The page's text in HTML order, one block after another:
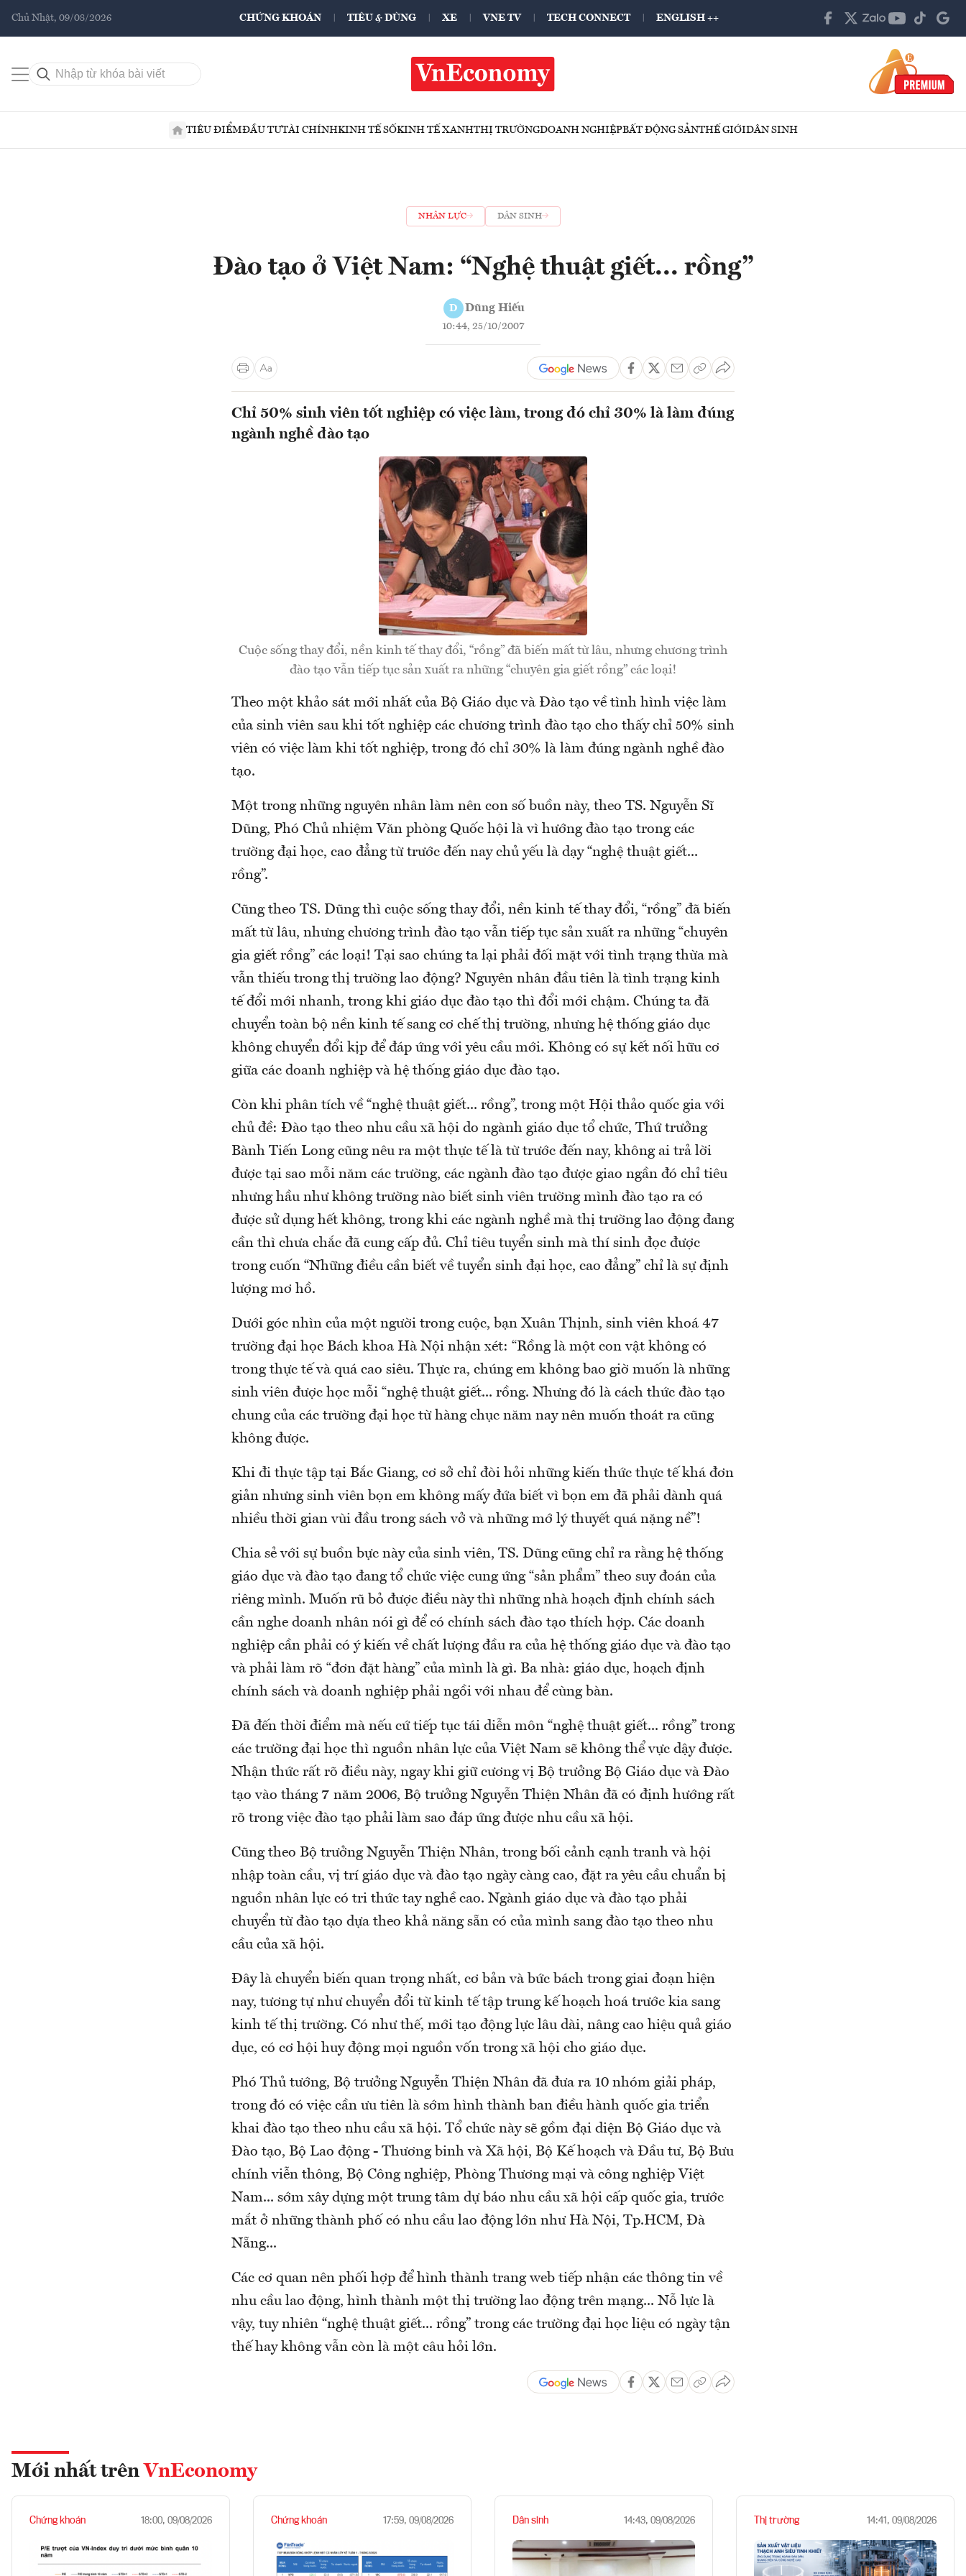
Chủ Nhật, 09/08/2026 CHỨNG KHOÁN TIÊU & DÙNG XE VNE TV TECH CONNECT ENGLISH ++
TIÊU ĐIỂMĐẦU TƯTÀI CHÍNHKINH TẾ SỐKINH TẾ XANHTHỊ TRƯỜNGDOANH NGHIỆPBẤT ĐỘNG SẢNTHẾ GIỚIDÂN SINH
NHÂN LỰC DÂN SINH
Đào tạo ở Việt Nam: “Nghệ thuật giết... rồng”
D Dũng Hiếu
10:44, 25/10/2007
Chỉ 50% sinh viên tốt nghiệp có việc làm, trong đó chỉ 30% là làm đúng
ngành nghề đào tạo
Cuộc sống thay đổi, nền kinh tế thay đổi, “rồng” đã biến mất từ lâu, nhưng chương trình
đào tạo vẫn tiếp tục sản xuất ra những “chuyên gia giết rồng” các loại!
Theo một khảo sát mới nhất của Bộ Giáo dục và Đào tạo về tình hình việc làm
của sinh viên sau khi tốt nghiệp các chương trình đào tạo cho thấy chỉ 50% sinh
viên có việc làm khi tốt nghiệp, trong đó chỉ 30% là làm đúng ngành nghề đào
tạo.
Một trong những nguyên nhân làm nên con số buồn này, theo TS. Nguyễn Sĩ
Dũng, Phó Chủ nhiệm Văn phòng Quốc hội là vì hướng đào tạo trong các
trường đại học, cao đẳng từ trước đến nay chủ yếu là dạy “nghệ thuật giết...
rồng”.
Cũng theo TS. Dũng thì cuộc sống thay đổi, nền kinh tế thay đổi, “rồng” đã biến
mất từ lâu, nhưng chương trình đào tạo vẫn tiếp tục sản xuất ra những “chuyên
gia giết rồng” các loại! Tại sao chúng ta lại phải đối mặt với tình trạng thừa mà
vẫn thiếu trong thị trường lao động? Nguyên nhân đầu tiên là tình trạng kinh
tế đổi mới nhanh, trong khi giáo dục đào tạo thì đổi mới chậm. Chúng ta đã
chuyển toàn bộ nền kinh tế sang cơ chế thị trường, nhưng hệ thống giáo dục
không chuyển đổi kịp để đáp ứng với yêu cầu mới. Không có sự kết nối hữu cơ
giữa các doanh nghiệp và hệ thống giáo dục đào tạo.
Còn khi phân tích về “nghệ thuật giết... rồng”, trong một Hội thảo quốc gia với
chủ đề: Đào tạo theo nhu cầu xã hội do ngành giáo dục tổ chức, Thứ trưởng
Bành Tiến Long cũng nêu ra một thực tế là từ trước đến nay, không ai trả lời
được tại sao mỗi năm các trường, các ngành đào tạo được giao ngần đó chỉ tiêu
nhưng hầu như không trường nào biết sinh viên trường mình đào tạo ra có
được sử dụng hết không, trong khi các ngành nghề mà thị trường lao động đang
cần thì chưa chắc đã cung cấp đủ. Chỉ tiêu tuyển sinh mà thí sinh đọc được
trong cuốn “Những điều cần biết về tuyển sinh đại học, cao đẳng” chỉ là sự định
lượng mơ hồ.
Dưới góc nhìn của một người trong cuộc, bạn Xuân Thịnh, sinh viên khoá 47
trường đại học Bách khoa Hà Nội nhận xét: “Rồng là một con vật không có
trong thực tế và quá cao siêu. Thực ra, chúng em không bao giờ muốn là những
sinh viên được học mỗi “nghệ thuật giết... rồng. Nhưng đó là cách thức đào tạo
chung của các trường đại học từ hàng chục năm nay nên muốn thoát ra cũng
không được.
Khi đi thực tập tại Bắc Giang, cơ sở chỉ đòi hỏi những kiến thức thực tế khá đơn
giản nhưng sinh viên bọn em không mấy đứa biết vì bọn em đã phải dành quá
nhiều thời gian vùi đầu trong sách vở và những mớ lý thuyết quá nặng nề”!
Chia sẻ với sự buồn bực này của sinh viên, TS. Dũng cũng chỉ ra rằng hệ thống
giáo dục và đào tạo đang tổ chức việc cung ứng “sản phẩm” theo suy đoán của
riêng mình. Muốn rũ bỏ được điều này thì những nhà hoạch định chính sách
cần nghe doanh nhân nói gì để có chính sách đào tạo thích hợp. Các doanh
nghiệp cần phải có ý kiến về chất lượng đầu ra của hệ thống giáo dục và đào tạo
và phải làm rõ “đơn đặt hàng” của mình là gì. Ba nhà: giáo dục, hoạch định
chính sách và doanh nghiệp phải ngồi với nhau để cùng bàn.
Đã đến thời điểm mà nếu cứ tiếp tục tái diễn môn “nghệ thuật giết... rồng” trong
các trường đại học thì nguồn nhân lực của Việt Nam sẽ không thể vực dậy được.
Nhận thức rất rõ điều này, ngay khi giữ cương vị Bộ trưởng Bộ Giáo dục và Đào
tạo vào tháng 7 năm 2006, Bộ trưởng Nguyễn Thiện Nhân đã có định hướng rất
rõ trong việc đào tạo phải làm sao đáp ứng được nhu cầu xã hội.
Cũng theo Bộ trưởng Nguyễn Thiện Nhân, trong bối cảnh cạnh tranh và hội
nhập toàn cầu, vị trí giáo dục và đào tạo ngày càng cao, đặt ra yêu cầu chuẩn bị
nguồn nhân lực có tri thức tay nghề cao. Ngành giáo dục và đào tạo phải
chuyển từ đào tạo dựa theo khả năng sẵn có của mình sang đào tạo theo nhu
cầu của xã hội.
Đây là chuyển biến quan trọng nhất, cơ bản và bức bách trong giai đoạn hiện
nay, tương tự như chuyển đổi từ kinh tế tập trung kế hoạch hoá trước kia sang
kinh tế thị trường. Có như thế, mới tạo động lực lâu dài, nâng cao hiệu quả giáo
dục, có cơ hội huy động mọi nguồn vốn trong xã hội cho giáo dục.
Phó Thủ tướng, Bộ trưởng Nguyễn Thiện Nhân đã đưa ra 10 nhóm giải pháp,
trong đó có việc cần ưu tiên là sớm hình thành ban điều hành quốc gia triển
khai đào tạo theo nhu cầu xã hội. Tổ chức này sẽ gồm đại diện Bộ Giáo dục và
Đào tạo, Bộ Lao động - Thương binh và Xã hội, Bộ Kế hoạch và Đầu tư, Bộ Bưu
chính viễn thông, Bộ Công nghiệp, Phòng Thương mại và công nghiệp Việt
Nam... sớm xây dựng một trung tâm dự báo nhu cầu xã hội cấp quốc gia, trước
mắt ở những thành phố có nhu cầu lao động lớn như Hà Nội, Tp.HCM, Đà
Nẵng...
Các cơ quan nên phối hợp để hình thành trang web tiếp nhận các thông tin về
nhu cầu lao động, hình thành một thị trường lao động trên mạng... Nỗ lực là
vậy, tuy nhiên “nghệ thuật giết... rồng” trong các trường đại học liệu có ngày tận
thế hay không vẫn còn là một câu hỏi lớn.
Mới nhất trên VnEconomy
Chứng khoán 18:00, 09/08/2026 Chứng khoán 17:59, 09/08/2026 Dân sinh 14:43, 09/08/2026 Thị trường 14:41, 09/08/2026